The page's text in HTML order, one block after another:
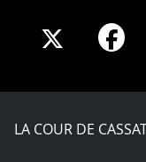
Share
X
LA COUR DE